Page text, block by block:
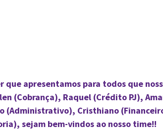
que apresentamos para todos que
(Cobrança), Raquel (Crédito PJ),
(Administrativo), Cristhiano
sejam bem-vindos ao nosso time!!